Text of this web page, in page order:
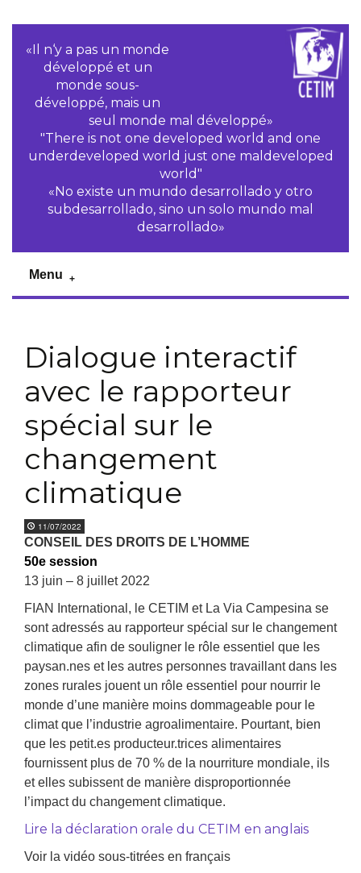
«Il n‘y a pas un monde
développé et un
monde sous-
développé, mais un
seul monde mal développé»
"There is not one developed world and one
underdeveloped world just one maldeveloped
world"
«No existe un mundo desarrollado y otro
subdesarrollado, sino un solo mundo mal
desarrollado»
Menu
Dialogue interactif
avec le rapporteur
spécial sur le
changement
climatique
11/07/2022
CONSEIL DES DROITS DE L’HOMME
50e session
13 juin – 8 juillet 2022
FIAN International, le CETIM et La Via Campesina se
sont adressés au rapporteur spécial sur le changement
climatique afin de souligner le rôle essentiel que les
paysan.nes et les autres personnes travaillant dans les
zones rurales jouent un rôle essentiel pour nourrir le
monde d’une manière moins dommageable pour le
climat que l’industrie agroalimentaire. Pourtant, bien
que les petit.es producteur.trices alimentaires
fournissent plus de 70 % de la nourriture mondiale, ils
et elles subissent de manière disproportionnée
l’impact du changement climatique.
Lire la déclaration orale du CETIM en anglais
Voir la vidéo sous-titrées en français